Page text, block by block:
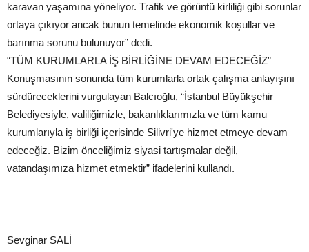
karavan yaşamına yöneliyor. Trafik ve görüntü kirliliği gibi sorunlar
ortaya çıkıyor ancak bunun temelinde ekonomik koşullar ve
barınma sorunu bulunuyor” dedi.
“TÜM KURUMLARLA İŞ BİRLİĞİNE DEVAM EDECEĞİZ”
Konuşmasının sonunda tüm kurumlarla ortak çalışma anlayışını
sürdüreceklerini vurgulayan Balcıoğlu, “İstanbul Büyükşehir
Belediyesiyle, valiliğimizle, bakanlıklarımızla ve tüm kamu
kurumlarıyla iş birliği içerisinde Silivri'ye hizmet etmeye devam
edeceğiz. Bizim önceliğimiz siyasi tartışmalar değil,
vatandaşımıza hizmet etmektir” ifadelerini kullandı.
Sevginar SALİ